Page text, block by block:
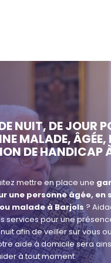
NUIT, DE JOUR
MALADE, ÂGÉE,
DE HANDICAP
mettre en place une
une personne âgée,
malade à Barjols?
services pour une
afin de veiller sur vous
aide à domicile sera
à tout moment.